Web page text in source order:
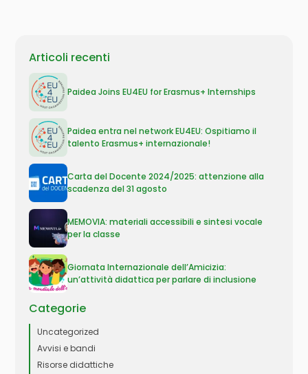
Articoli recenti
Paidea Joins EU4EU for Erasmus+ Internships
Paidea entra nel network EU4EU: Ospitiamo il
talento Erasmus+ internazionale!
Carta del Docente 2024/2025: attenzione alla
scadenza del 31 agosto
MEMOVIA: materiali accessibili e sintesi vocale
per la classe
Giornata Internazionale dell’Amicizia:
un’attività didattica per parlare di inclusione
Categorie
Uncategorized
Avvisi e bandi
Risorse didattiche